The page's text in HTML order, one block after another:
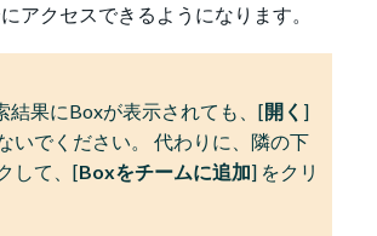
アクセスできるようになります。
結果にBoxが表示されても、[開く ]
いでください。 代わりに、隣の下
して、[Boxをチームに追加] をクリ